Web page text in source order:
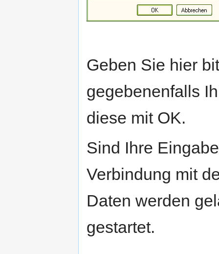
Geben Sie hier
gegebenenfalls
diese mit OK.
Sind Ihre
Verbindung mit
Daten werden
gestartet.